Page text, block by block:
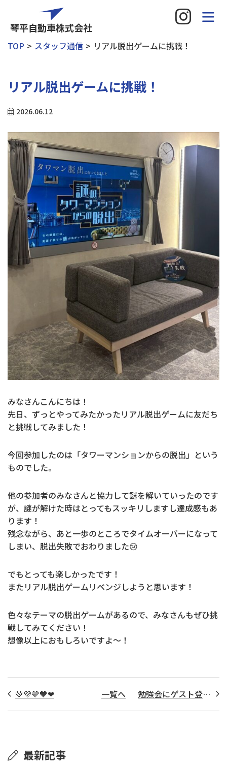
琴平自動車株式会社
TOP スタッフ通信 リアル脱出ゲームに挑戦！
リアル脱出ゲームに挑戦！
2026.06.12
みなさんこんにちは！
先日、ずっとやってみたかったリアル脱出ゲームに友だち
と挑戦してみました！
今回参加したのは「タワーマンションからの脱出」という
ものでした。
他の参加者のみなさんと協力して謎を解いていったのです
が、謎が解けた時はとってもスッキリしますし達成感もあ
ります！
残念ながら、あと一歩のところでタイムオーバーになって
しまい、脱出失敗でおわりました😢
でもとっても楽しかったです！
またリアル脱出ゲームリベンジしようと思います！
色々なテーマの脱出ゲームがあるので、みなさんもぜひ挑
戦してみてください！
想像以上におもしろいですよ～！
💚💜💛💙❤ 一覧へ 勉強会にゲスト登場！
最新記事